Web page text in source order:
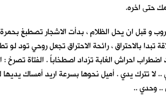
حتى اخره.
و قبل ان يحل الظلام ، بدأت الاشجار تصطبغ
تبدا بالاحتراق ، رائحة الاحتراق تجعل روحي
احراش الغابة تزداد اصطخاباً . الفتاة تصرخ
.. لا تترك يدي . أميل نحوها بسرعة اريد
وحدي ..